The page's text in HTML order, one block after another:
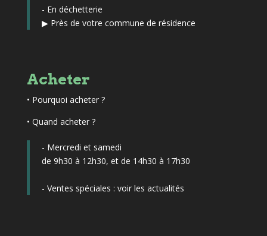
- En déchetterie
▶ Près de votre commune de résidence
Acheter
• Pourquoi acheter ?
• Quand acheter ?
- Mercredi et samedi
de 9h30 à 12h30, et de 14h30 à 17h30
- Ventes spéciales : voir les actualités